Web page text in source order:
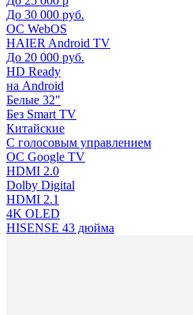
До 30 000 руб.
ОС WebOS
HAIER Android TV
До 20 000 руб.
HD Ready
на Android
Белые 32"
Без Smart TV
Китайские
С голосовым управлением
ОС Google TV
HDMI 2.0
Dolby Digital
HDMI 2.1
4K OLED
HISENSE 43 дюйма